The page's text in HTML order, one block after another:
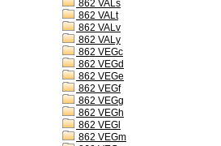
862 VALs
862 VALt
862 VALv
862 VALy
862 VEGc
862 VEGd
862 VEGe
862 VEGf
862 VEGg
862 VEGh
862 VEGl
862 VEGm